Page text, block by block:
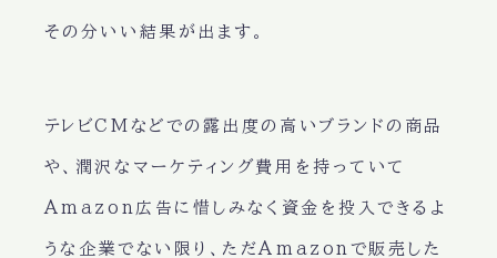
その分いい結果が出ます。
テレビCMなどでの露出度の高いブランドの商品
や、潤沢なマーケティング費用を持っていて
Amazon広告に惜しみなく資金を投入できるよ
うな企業でない限り、ただAmazonで販売した